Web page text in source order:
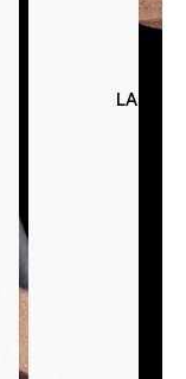
LABIAL